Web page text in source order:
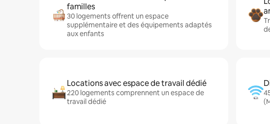
familles
30 logements offrent un espace
supplémentaire et des équipements adaptés
aux enfants
Locations avec espace de travail dédié
220 logements comprennent un espace de
travail dédié